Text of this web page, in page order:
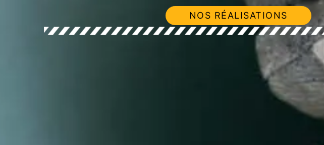
NOS RÉALISATIONS